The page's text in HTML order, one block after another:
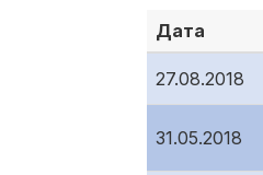
Дата
27.08.2018
31.05.2018